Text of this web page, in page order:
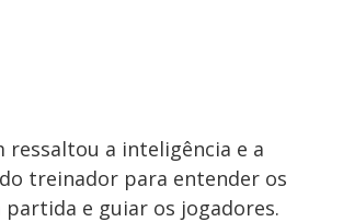
ressaltou a inteligência e a
treinador para entender os
e guiar os jogadores.